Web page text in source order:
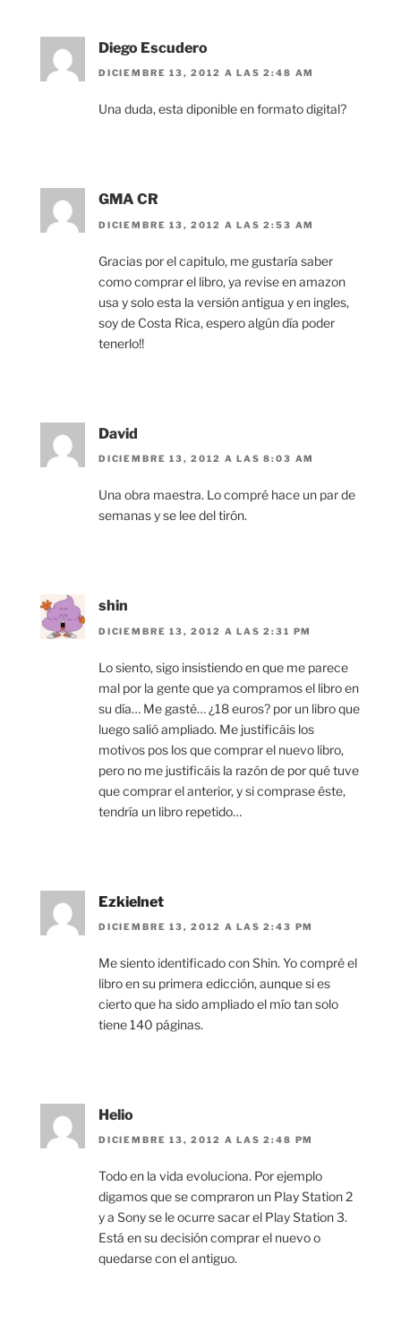
Diego Escudero
DICIEMBRE 13, 2012 A LAS 2:48 AM
Una duda, esta diponible en formato digital?
GMA CR
DICIEMBRE 13, 2012 A LAS 2:53 AM
Gracias por el capitulo, me gustaría saber
como comprar el libro, ya revise en amazon
usa y solo esta la versión antigua y en ingles,
soy de Costa Rica, espero algún día poder
tenerlo!!
David
DICIEMBRE 13, 2012 A LAS 8:03 AM
Una obra maestra. Lo compré hace un par de
semanas y se lee del tirón.
shin
DICIEMBRE 13, 2012 A LAS 2:31 PM
Lo siento, sigo insistiendo en que me parece
mal por la gente que ya compramos el libro en
su día… Me gasté… ¿18 euros? por un libro que
luego salió ampliado. Me justificáis los
motivos pos los que comprar el nuevo libro,
pero no me justificáis la razón de por qué tuve
que comprar el anterior, y si comprase éste,
tendría un libro repetido…
Ezkielnet
DICIEMBRE 13, 2012 A LAS 2:43 PM
Me siento identificado con Shin. Yo compré el
libro en su primera edicción, aunque si es
cierto que ha sido ampliado el mío tan solo
tiene 140 páginas.
Helio
DICIEMBRE 13, 2012 A LAS 2:48 PM
Todo en la vida evoluciona. Por ejemplo
digamos que se compraron un Play Station 2
y a Sony se le ocurre sacar el Play Station 3.
Está en su decisión comprar el nuevo o
quedarse con el antiguo.